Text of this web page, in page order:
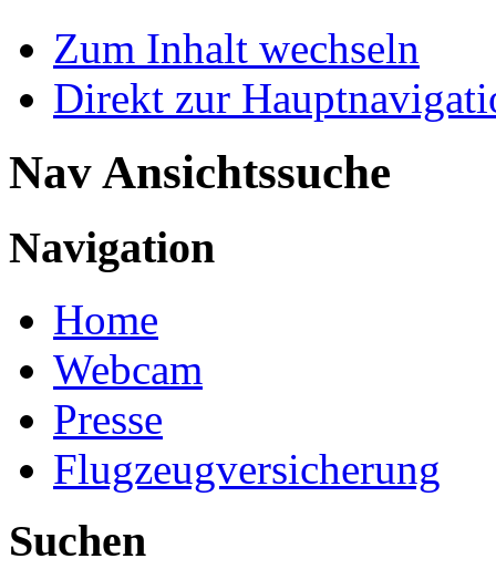
Zum Inhalt wechseln
Direkt zur
Nav Ansichtssuche
Navigation
Home
Webcam
Presse
Flugzeugversicherung
Suchen